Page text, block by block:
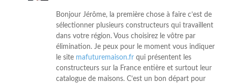
Bonjour Jérôme, la première chose à faire c’est de
sélectionner plusieurs constructeurs qui travaillent
dans votre région. Vous choisirez le vôtre par
élimination. Je peux pour le moment vous indiquer
le site mafuturemaison.fr qui présentent les
constructeurs sur la France entière et surtout leur
catalogue de maisons. C’est un bon départ pour